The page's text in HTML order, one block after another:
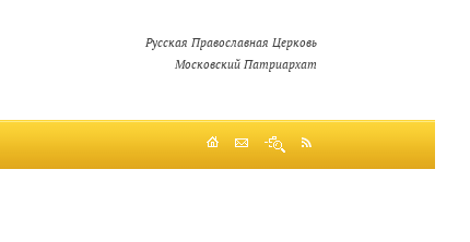
Русская Православная Церковь
Московский Патриархат